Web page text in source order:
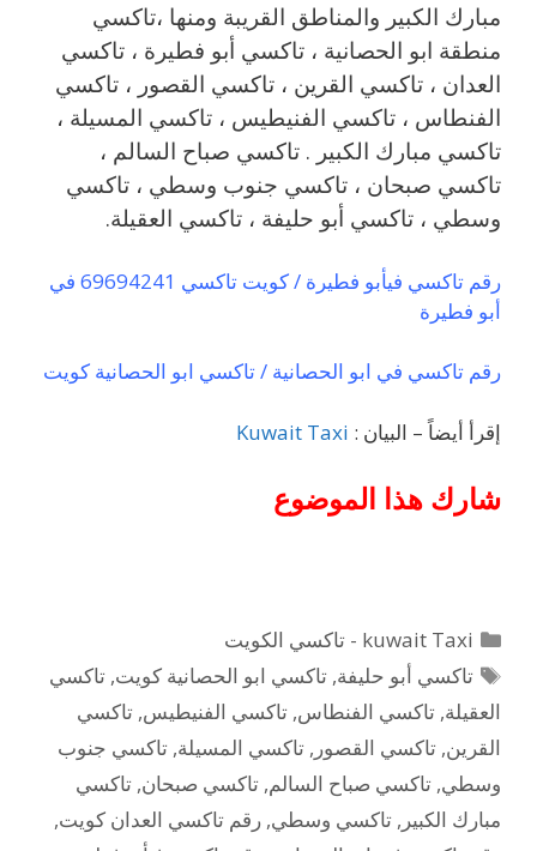
مبارك الكبير والمناطق القريبة ‎ومنها ،تاكسي
منطقة ابو الحصانية ، تاكسي أبو فطيرة ، تاكسي
العدان ، تاكسي القرين ، تاكسي القصور ، تاكسي
الفنطاس ، تاكسي الفنيطيس ، تاكسي المسيلة ،
تاكسي مبارك الكبير . تاكسي صباح السالم ،
تاكسي صبحان ، تاكسي جنوب وسطي ، تاكسي
وسطي ، تاكسي أبو حليفة ، تاكسي العقيلة.
رقم تاكسي فيأبو فطيرة / كويت تاكسي 69694241 في
أبو فطيرة
رقم تاكسي في ابو الحصانية / تاكسي ابو الحصانية كويت
إقرأ أيضاً – البيان : Kuwait Taxi
شارك هذا الموضوع
التصنيفات
kuwait Taxi - تاكسي الكويت
الوسوم
تاكسي أبو حليفة,تاكسي ابو الحصانية كويت,تاكسي
العقيلة, تاكسي الفنطاس, تاكسي الفنيطيس, تاكسي
القرين, تاكسي القصور , تاكسي المسيلة, تاكسي جنوب
وسطي, تاكسي صباح السالم, تاكسي صبحان, تاكسي
مبارك الكبير , تاكسي وسطي, رقم تاكسي العدان كويت,